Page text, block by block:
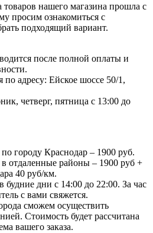
нашего магазина прошла с
просим ознакомиться с
подходящий вариант.
после полной оплаты и
по адресу: Ейское шоссе 50/1,
четверг, пятница с 13:00 до
городу Краснодар – 1900 руб.
отдаленные районы – 1900 руб +
40 руб/км.
будние дни с 14:00 до 22:00. За час
с вами свяжется.
сможем осуществить
Стоимость будет рассчитана
вашего заказа.